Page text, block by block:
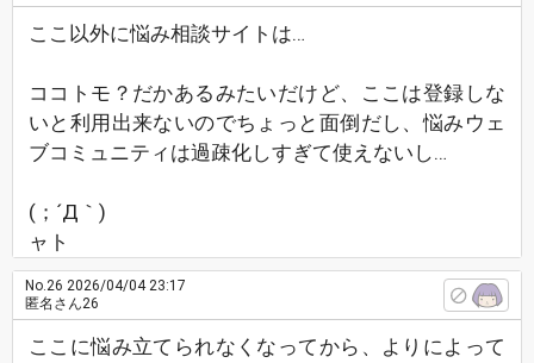
ここ以外に悩み相談サイトは…
ココトモ？だかあるみたいだけど、ここは登録しな
いと利用出来ないのでちょっと面倒だし、悩みウェ
ブコミュニティは過疎化しすぎて使えないし…
(；´Д｀)
ャト
No.26 2026/04/04 23:17
匿名さん26
ここに悩み立てられなくなってから、よりによって